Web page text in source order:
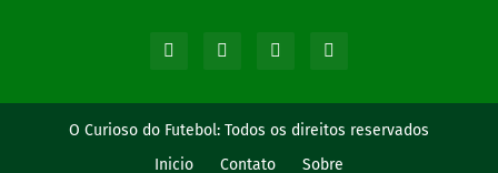
O Curioso do Futebol: Todos os direitos reservados
Inicio
Contato Sobre